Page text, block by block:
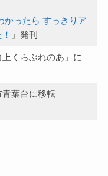
かったら すっきりア
」発刊
くらぶれのあ」に
青葉台に移転